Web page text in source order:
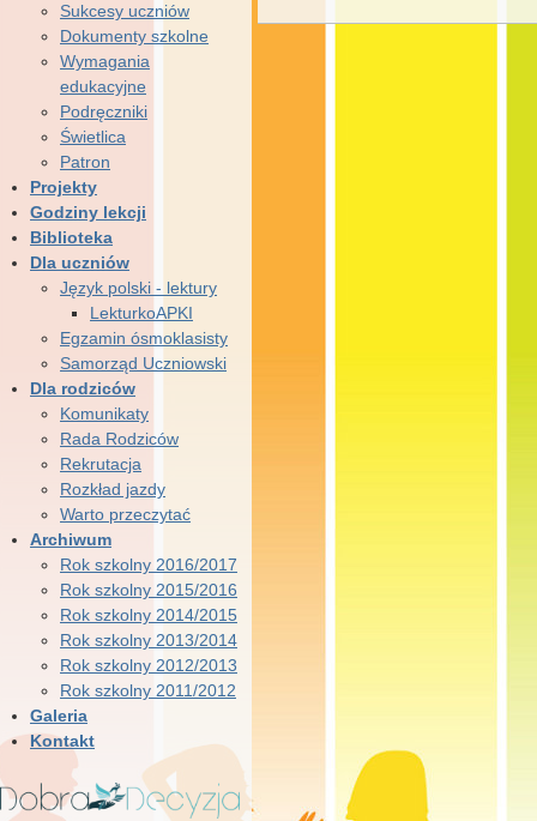
Sukcesy uczniów
Dokumenty szkolne
Wymagania
edukacyjne
Podręczniki
Świetlica
Patron
Projekty
Godziny lekcji
Biblioteka
Dla uczniów
Język polski - lektury
LekturkoAPKI
Egzamin ósmoklasisty
Samorząd Uczniowski
Dla rodziców
Komunikaty
Rada Rodziców
Rekrutacja
Rozkład jazdy
Warto przeczytać
Archiwum
Rok szkolny 2016/2017
Rok szkolny 2015/2016
Rok szkolny 2014/2015
Rok szkolny 2013/2014
Rok szkolny 2012/2013
Rok szkolny 2011/2012
Galeria
Kontakt